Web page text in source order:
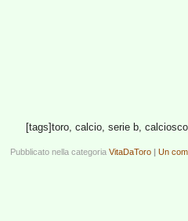
[tags]toro, calcio, serie b,
Pubblicato nella categoria VitaDaToro | Un